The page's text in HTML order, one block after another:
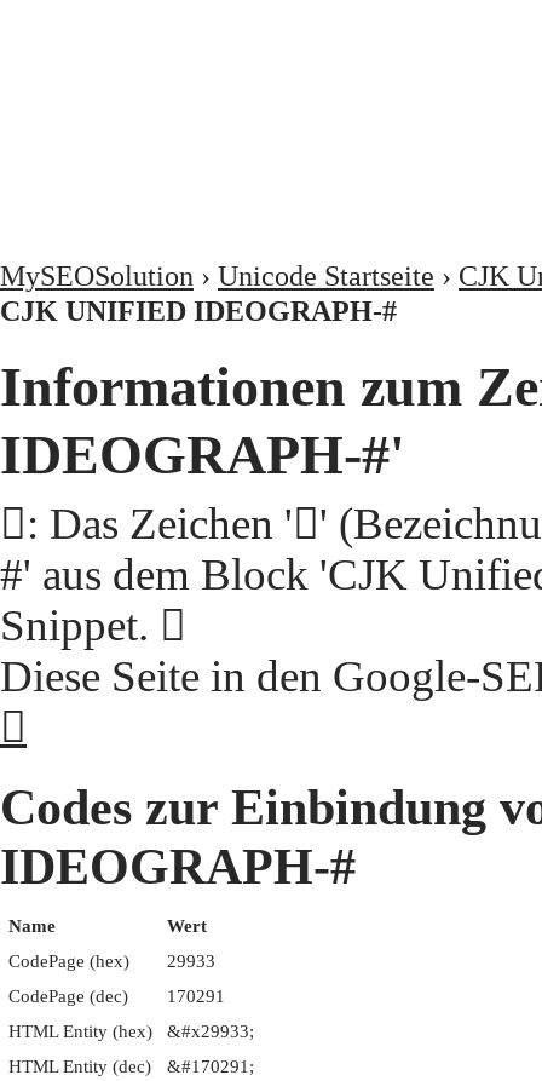
MySEOSolution › Unicode Startseite › CJK
CJK UNIFIED IDEOGRAPH-#
Informationen zum
IDEOGRAPH-#'
𩤳: Das Zeichen '𩤳'
#' aus dem Block 'CJK
Snippet. 𩤳
Diese Seite in den Google-
𩤳
Codes zur Einbindung
IDEOGRAPH-#
Name
Wert
CodePage (hex)
29933
CodePage (dec)
170291
HTML Entity (hex)
&#x29933;
HTML Entity (dec)
&#170291;